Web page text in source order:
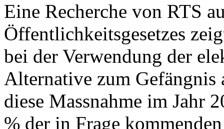
Eine Recherche von RTS
Öffentlichkeitsgesetzes
bei der Verwendung der
Alternative zum Gefängnis
diese Massnahme im Jahr
% der in Frage